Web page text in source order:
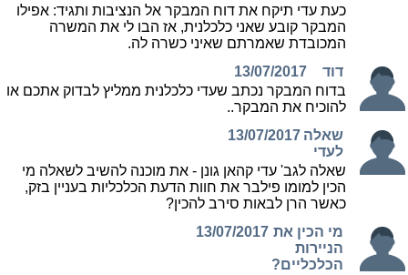
כעת עדי תיקח את דוח המבקר אל הנציבות ותגיד: אפילו
המבקר קובע שאני כלכלנית, אז הבו לי את המשרה
המכובדת שאמרתם שאיני כשרה לה.
דוד
13/07/2017
בדוח המבקר נכתב שעדי כלכלנית ממליץ לבדוק אתכם או
להוכיח את המבקר..
שאלה
לעדי
13/07/2017
שאלה לגב' עדי קהאן גונן - את מוכנה להשיב לשאלה מי
הכין למומו פילבר את חוות הדעת הכלכליות בעניין בזק,
כאשר הרן לבאות סירב להכין?
מי הכין את
הניירות
הכלכליים?
13/07/2017